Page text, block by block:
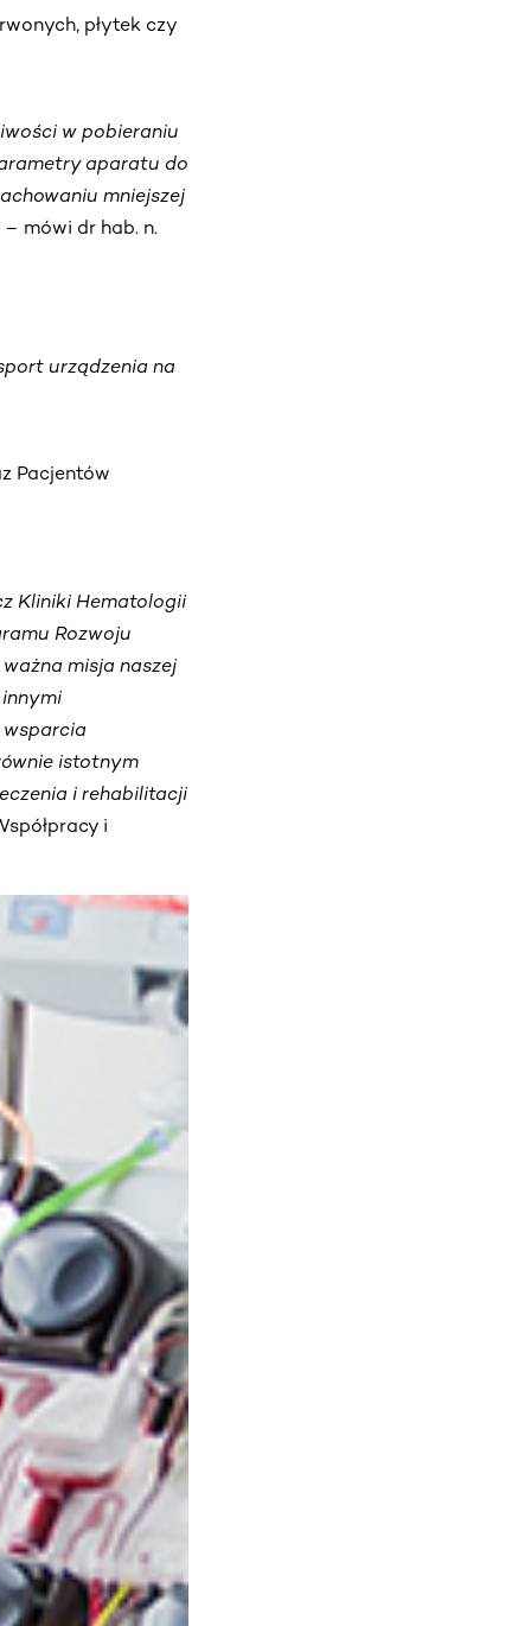
płytek czy
w pobieraniu
aparatu do
mniejszej
– mówi dr hab. n.
urządzenia na
Pacjentów
Kliniki Hematologii
Rozwoju
misja naszej
istotnym
i rehabilitacji
i